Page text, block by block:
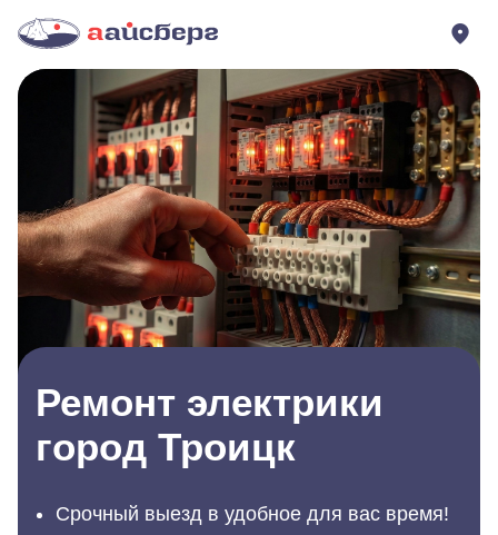
Ремонт электрики
город Троицк
Срочный выезд в удобное для вас время!